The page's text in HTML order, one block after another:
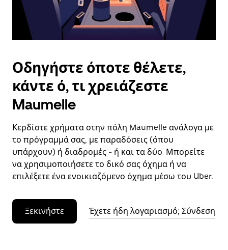
ημερολόγιο.
Οδηγήστε όποτε θέλετε,
κάντε ό, τι χρειάζεστε
Maumelle
Κερδίστε χρήματα στην πόλη Maumelle ανάλογα με
το πρόγραμμά σας, με παραδόσεις (όπου
υπάρχουν) ή διαδρομές - ή και τα δύο. Μπορείτε
να χρησιμοποιήσετε το δικό σας όχημα ή να
επιλέξετε ένα ενοικιαζόμενο όχημα μέσω του Uber.
Ξεκινήστε Έχετε ήδη λογαριασμό; Σύνδεση